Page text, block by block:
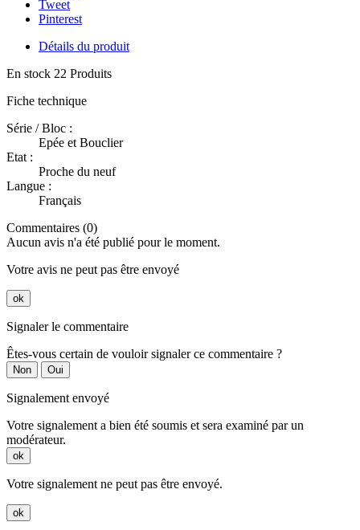
Tweet
Pinterest
Détails du produit
En stock 22 Produits
Fiche technique
Série / Bloc :
Epée et Bouclier
Etat :
Proche du neuf
Langue :
Français
Commentaires (0)
Aucun avis n'a été publié pour le moment.
Votre avis ne peut pas être envoyé
ok
Signaler le commentaire
Êtes-vous certain de vouloir signaler ce commentaire ?
Non Oui
Signalement envoyé
Votre signalement a bien été soumis et sera examiné par un
modérateur.
ok
Votre signalement ne peut pas être envoyé.
ok